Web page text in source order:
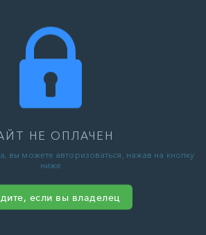
НЕ ОПЛАЧЕН
вы можете авторизоваться, нажав на кнопку
ниже
если вы владелец